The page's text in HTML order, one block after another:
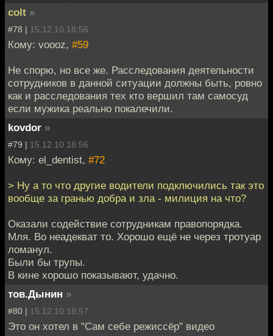
colt »
#78 | 15.12.10 18:56
Кому: voooz, #59
Не спорю, но все же. Расследования деятельности
сотрудников в данной ситуации должны быть, ровно
как и расследования тех кто вершил там самосуд
если мужика реально покалечили.
kovdor »
#79 | 15.12.10 18:56
Кому: el_dentist, #72
> Ну а то что другие водители подключились так это
вообще за гранью добра и зла - милиция на что?
Оказали содействие сотрудникам правопорядка.
Мля. Во неадекват то. Хорошо ещё не через тротуар
ломанул.
Были бы трупы.
В кине хорошо показывают, удачно.
тов.Дынин »
#80 | 15.12.10 18:57
Это он хотел в "Сам себе режиссёр" видео